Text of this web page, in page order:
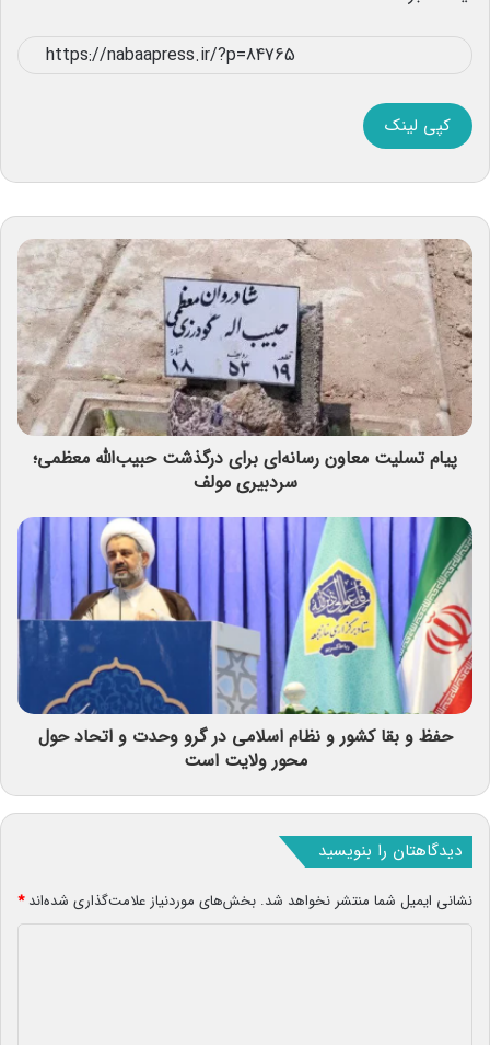
کپی لینک
پیام تسلیت معاون رسانه‌ای برای درگذشت حبیب‌الله معظمی؛
سردبیری مولف
حفظ و بقا کشور و نظام اسلامی در گرو وحدت و اتحاد حول
محور ولایت است
دیدگاهتان را بنویسید
نشانی ایمیل شما منتشر نخواهد شد. بخش‌های موردنیاز علامت‌گذاری شده‌اند*